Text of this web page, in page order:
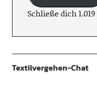
Schließe dich
Textilvergehen-Chat